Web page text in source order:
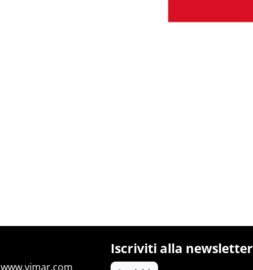
www.vimar.com
Iscriviti alla newsletter